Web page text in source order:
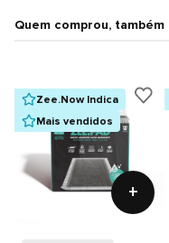
Quem comprou,
Zee.Now Indica
Mais vendidos
+